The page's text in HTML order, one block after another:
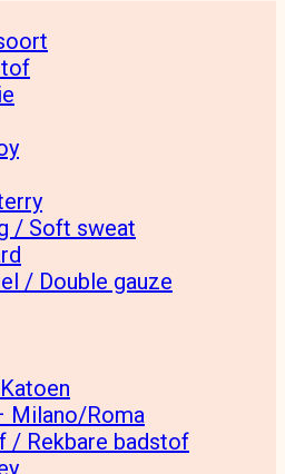
/ Soft sweat
/ Double gauze
Milano/Roma
/ Rekbare badstof